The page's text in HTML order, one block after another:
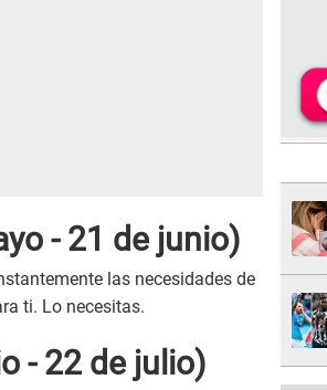
- 21 de junio)
las necesidades de
ti. Lo necesitas.
- 22 de julio)